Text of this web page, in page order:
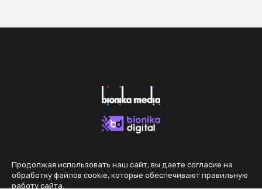
Продолжая использовать наш сайт, вы даете согласие на
обработку файлов cookie, которые обеспечивают правильную
работу сайта.